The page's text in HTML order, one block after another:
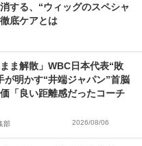
する、“ウィッグのスペシャ
底ケアとは
まま解散」WBC日本代表“敗
明かす“井端ジャパン”首脳
「良い距離感だったコーチ
部 2026/08/06